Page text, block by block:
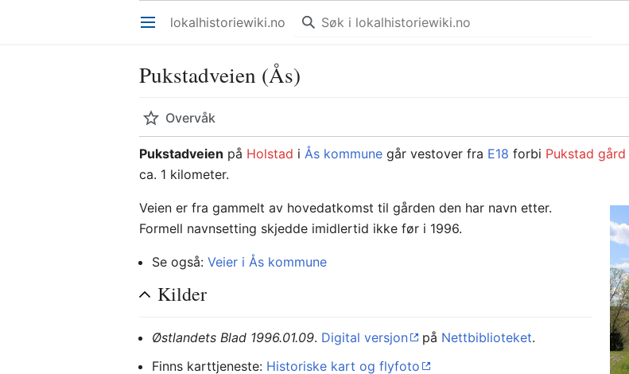
Åpne hovedmenyen lokalhistoriewiki.no
Pukstadveien (Ås)
Overvåk
Pukstadveien på Holstad iÅs kommune går vestover fra E18 forbi Pukstad gård
ca. 1 kilometer.
Veien er fra gammelt av hovedatkomst til gården den har navn etter.
Formell navnsetting skjedde imidlertid ikke før i 1996.
Se også:Veier i Ås kommune
Kilder
Østlandets Blad 1996.01.09. Digital versjon på Nettbiblioteket.
Finns karttjeneste: Historiske kart og flyfoto